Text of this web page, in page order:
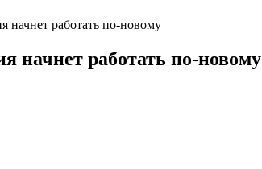
начнет работать по-новому
начнет работать по-новому